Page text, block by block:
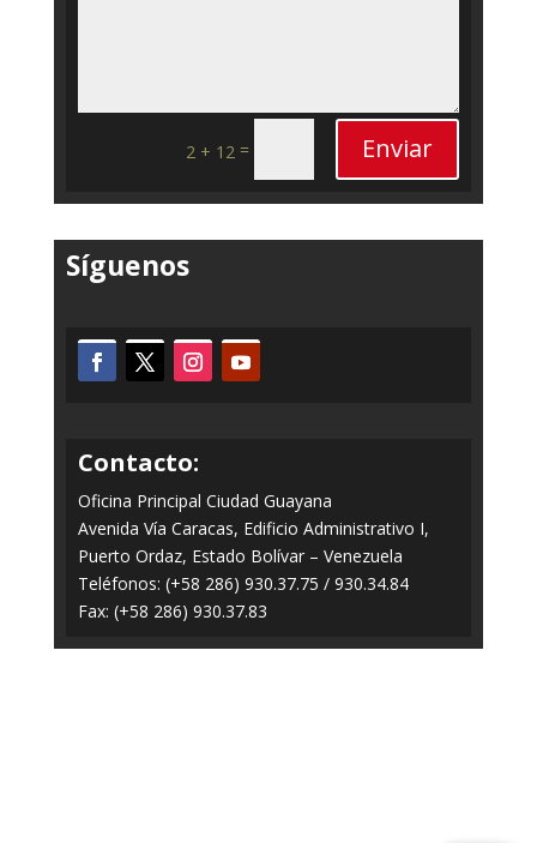
2 + 12 = Enviar
Síguenos
Contacto:
Oficina Principal Ciudad Guayana
Avenida Vía Caracas, Edificio Administrativo I,
Puerto Ordaz, Estado Bolívar – Venezuela
Teléfonos: (+58 286) 930.37.75 / 930.34.84
Fax: (+58 286) 930.37.83